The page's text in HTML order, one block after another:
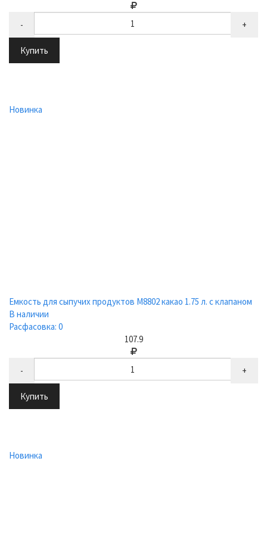
- +
Купить
Новинка
Емкость для сыпучих продуктов М8802 какао 1.75 л. с клапаном
В наличии
Расфасовка: 0
107.9
- +
Купить
Новинка